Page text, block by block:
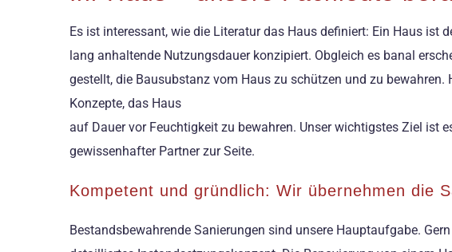
Es ist interessant, wie die Literatur das Haus definiert: Ein Haus
lang anhaltende Nutzungsdauer konzipiert. Obgleich es banal
gestellt, die Bausubstanz vom Haus zu schützen und zu
Konzepte, das Haus
auf Dauer vor Feuchtigkeit zu bewahren. Unser wichtigstes Ziel ist
gewissenhafter Partner zur Seite.
Kompetent und gründlich: Wir übernehmen die
Bestandsbewahrende Sanierungen sind unsere Hauptaufgabe.